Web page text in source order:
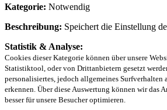
Kategorie: Notwendig
Beschreibung: Speichert die Einstellung
Statistik & Analyse:
Cookies dieser Kategorie können über unsere
Statistiktool, oder von Drittanbietern gesetzt
personalisiertes, jedoch allgemeines Surfverhalten
erkennen. Über diese Auswertung können wir das
besser für unsere Besucher optimieren.